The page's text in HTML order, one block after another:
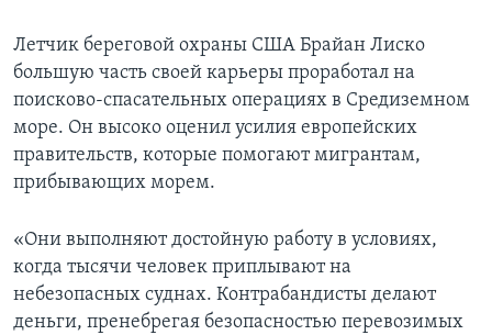
Летчик береговой охраны США Брайан Лиско
большую часть своей карьеры проработал на
поисково-спасательных операциях в Средиземном
море. Он высоко оценил усилия европейских
правительств, которые помогают мигрантам,
прибывающих морем.
«Они выполняют достойную работу в условиях,
когда тысячи человек приплывают на
небезопасных суднах. Контрабандисты делают
деньги, пренебрегая безопасностью перевозимых